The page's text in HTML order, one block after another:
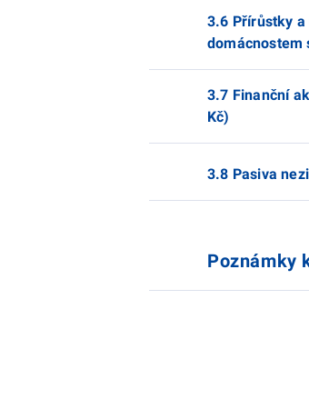
3.6 Přírůstky
domácnostem
3.7 Finanční
Kč)
3.8 Pasiva
Poznámky